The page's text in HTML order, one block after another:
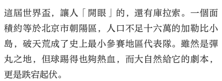
這屆世界盃，讓人「開眼」的，還有庫拉索。一個面
積約等於北京市朝陽區，人口不足十六萬的加勒比小
島，破天荒成了史上最小參賽地區代表隊。雖然是彈
丸之地，但球踢得也夠熱血，而大自然給它的劇本，
更是跌宕起伏。